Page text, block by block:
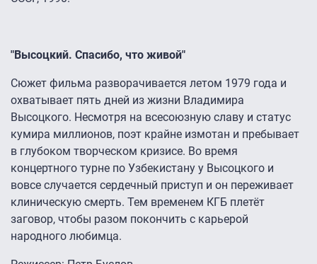
"Высоцкий. Спасибо, что живой"
Сюжет фильма разворачивается летом 1979 года и
охватывает пять дней из жизни Владимира
Высоцкого. Несмотря на всесоюзную славу и статус
кумира миллионов, поэт крайне измотан и пребывает
в глубоком творческом кризисе. Во время
концертного турне по Узбекистану у Высоцкого и
вовсе случается сердечный приступ и он переживает
клиническую смерть. Тем временем КГБ плетёт
заговор, чтобы разом покончить с карьерой
народного любимца.